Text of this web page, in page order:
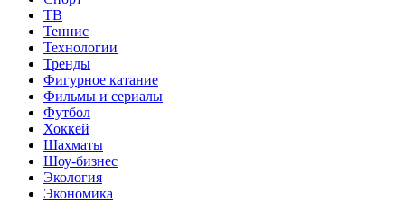
ТВ
Теннис
Технологии
Тренды
Фигурное катание
Фильмы и сериалы
Футбол
Хоккей
Шахматы
Шоу-бизнес
Экология
Экономика